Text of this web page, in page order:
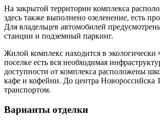
На закрытой территории комплекса
здесь также выполнено озеленение, есть
Для владельцев автомобилей
станции и подземный паркинг.
Жилой комплекс находится в экологически
поселке есть вся необходимая
доступности от комплекса расположены
кафе и кофейни. До центра Новороссийска
транспортом.
Варианты отделки